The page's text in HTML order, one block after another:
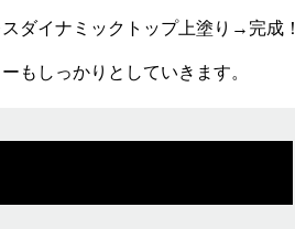
ダイナミックトップ上塗り→完成！
もしっかりとしていきます。